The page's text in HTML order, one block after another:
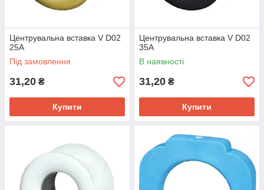
Центрувальна вставка V D02
25A
Під замовлення
31,20 ₴
Купити
Центрувальна вставка V D02
35A
В наявності
31,20 ₴
Купити